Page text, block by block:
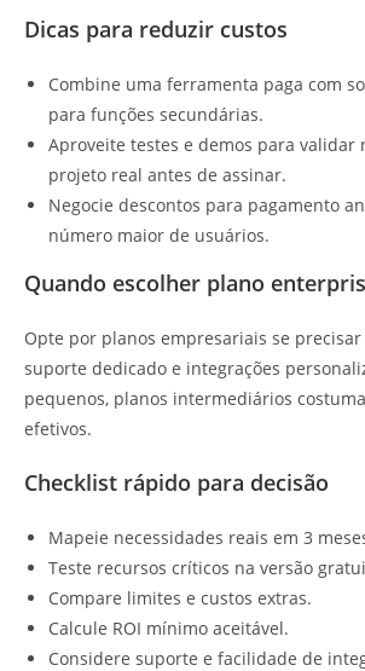
Dicas para reduzir custos
Combine uma ferramenta paga com
para funções secundárias.
Aproveite testes e demos para validar
projeto real antes de assinar.
Negocie descontos para pagamento
número maior de usuários.
Quando escolher plano
Opte por planos empresariais se precisar
suporte dedicado e integrações
pequenos, planos intermediários
efetivos.
Checklist rápido para decisão
Mapeie necessidades reais em 3
Teste recursos críticos na versão
Compare limites e custos extras.
Calcule ROI mínimo aceitável.
Considere suporte e facilidade de